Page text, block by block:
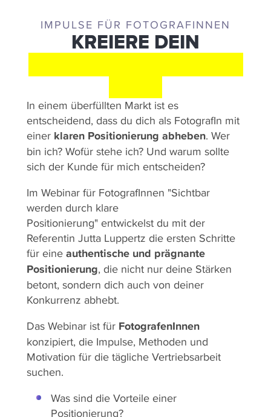
IMPULSE FÜR FOTOGRAFINNEN
KREIERE DEIN
In einem überfüllten Markt ist es
entscheidend, dass du dich als FotografIn mit
einer klaren Positionierung abheben. Wer
bin ich? Wofür stehe ich? Und warum sollte
sich der Kunde für mich entscheiden?
Im Webinar für FotografInnen "Sichtbar
werden durch klare
Positionierung" entwickelst du mit der
Referentin Jutta Luppertz die ersten Schritte
für eine authentische und prägnante
Positionierung, die nicht nur deine Stärken
betont, sondern dich auch von deiner
Konkurrenz abhebt.
Das Webinar ist für FotografenInnen
konzipiert, die Impulse, Methoden und
Motivation für die tägliche Vertriebsarbeit
suchen.
Was sind die Vorteile einer
Positionierung?